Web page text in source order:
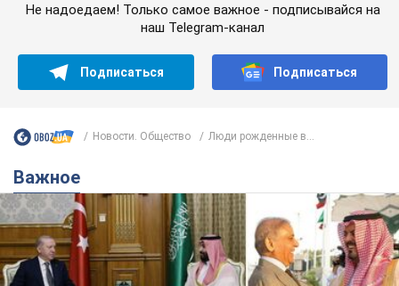
Не надоедаем! Только самое важное - подписывайся на
наш Telegram-канал
Подписаться Подписаться
Новости. Общество Люди рожденные в...
Важное